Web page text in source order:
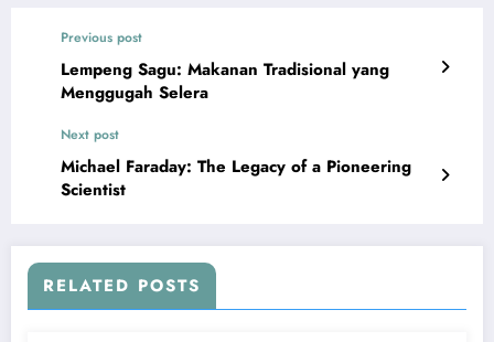
Previous post
Lempeng Sagu: Makanan Tradisional yang
Menggugah Selera
Next post
Michael Faraday: The Legacy of a Pioneering
Scientist
RELATED POSTS